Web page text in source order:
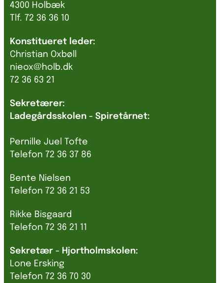
4300 Holbæk
Tlf. 72 36 36 10
Konstitueret leder:
Christian Oxbøll
nieox@holb.dk
72 36 63 21
Sekretærer:
Ladegårdsskolen - Spiretårnet:
Pernille Juel Tofte
Telefon 72 36 37 86
Bente Nielsen
Telefon 72 36 21 53
Rikke Bisgaard
Telefon 72 36 21 11
Sekretær - Hjortholmskolen:
Lone Ersking
Telefon 72 36 70 30